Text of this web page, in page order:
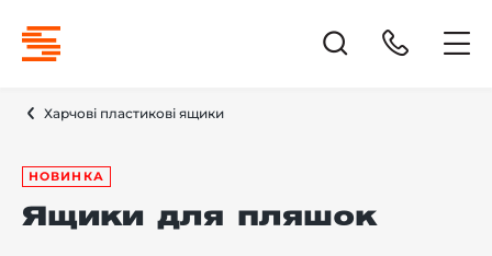
Харчові пластикові ящики
НОВИНКА
Ящики для пляшок